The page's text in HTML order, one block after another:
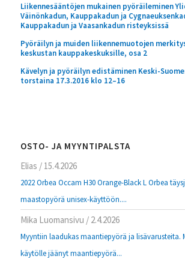
Liikennesääntöjen mukainen pyöräileminen
Väinönkadun, Kauppakadun ja
Kauppakadun ja Vaasankadun risteyksissä
Pyöräilyn ja muiden liikennemuotojen
keskustan kauppakeskuksille, osa 2
Kävelyn ja pyöräilyn edistäminen Keski-
torstaina 17.3.2016 klo 12–16
OSTO- JA MYYNTIPALSTA
Elias / 15.4.2026
2022 Orbea Occam H30 Orange-Black L Orbea
maastopyörä unisex-käyttöön....
Mika Luomansivu / 2.4.2026
Myyntiin laadukas maantiepyörä ja lisävarusteita.
käytölle jäänyt maantiepyörä...